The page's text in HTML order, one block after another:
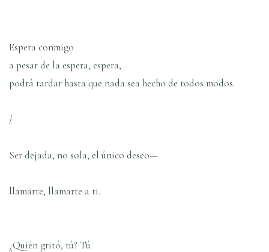
Espera conmigo
a pesar de la espera, espera,
podrá tardar hasta que nada sea hecho de todos modos.
/
Ser dejada, no sola, el único deseo—
llamarte, llamarte a ti.
¿Quién gritó, tú? Tú